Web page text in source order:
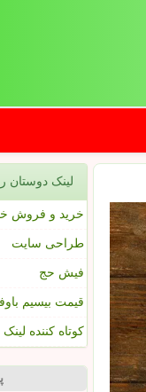
لینک دوستان
خرید و فروش
طراحی سایت
فیش حج
قیمت بیسیم
کوتاه کننده لینک